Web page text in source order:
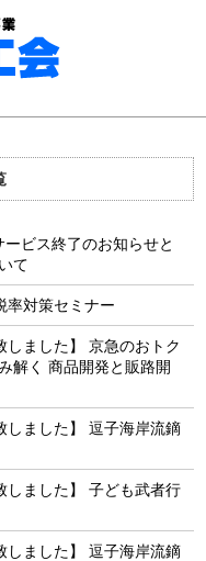
ービス終了のお知らせと
て
率対策セミナー
しました】 京急のおトク
解く 商品開発と販路開
しました】 逗子海岸流鏑
しました】 子ども武者行
しました】 逗子海岸流鏑